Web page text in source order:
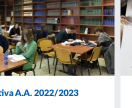
A.A. 2022/2023